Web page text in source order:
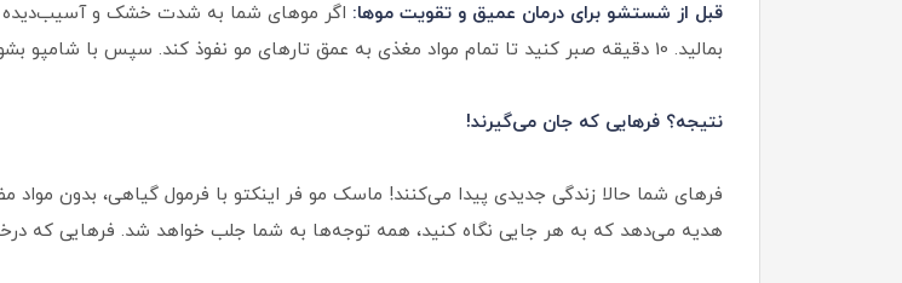
قبل از شستشو برای درمان عمیق و تقویت موها: اگر موهای شما به شدت خشک و
بمالید. 10 دقیقه صبر کنید تا تمام مواد مغذی به عمق تارهای مو نفوذ کند. سپس با شامپو بشویید و نتایج فوق‌العاده آن را ببینید.
نتیجه؟ فرهایی که جان می‌گیرند!
فرهای شما حالا زندگی جدیدی پیدا می‌کنند! ماسک مو فر اینکتو با فرمول گیاهی، بدون
هدیه می‌دهد که به هر جایی نگاه کنید، همه توجه‌ها به شما جلب خواهد شد. فرهایی که